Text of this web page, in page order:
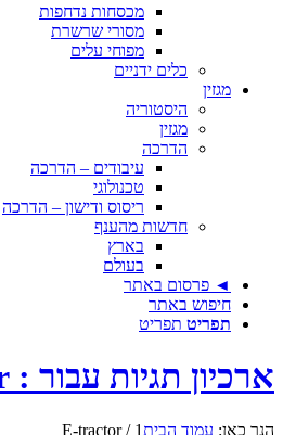
מכסחות נדחפות
מסורי שרשרת
מפוחי עלים
כלים ידניים
מגזין
היסטוריה
מגזין
הדרכה
עיבודים – הדרכה
טכנולוגי
ריסוס ודישון – הדרכה
חדשות מהענף
בארץ
בעולם
◄ פרסום באתר
חיפוש באתר
תפריט תפריט
ארכיון תגיות עבור : E-tractor
הנך כאן: עמוד הבית1
/
E-tractor